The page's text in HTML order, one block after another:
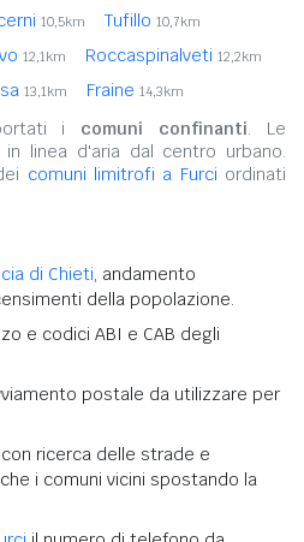
10,5km Tufillo 10,7km
12,1km Roccaspinalveti 12,2km
13,1km Fraine 14,3km
i comuni confinanti. Le
linea d'aria dal centro urbano.
comuni limitrofi a Furci ordinati
di Chieti, andamento
della popolazione.
e codici ABI e CAB degli
postale da utilizzare per
ricerca delle strade e
i comuni vicini spostando la